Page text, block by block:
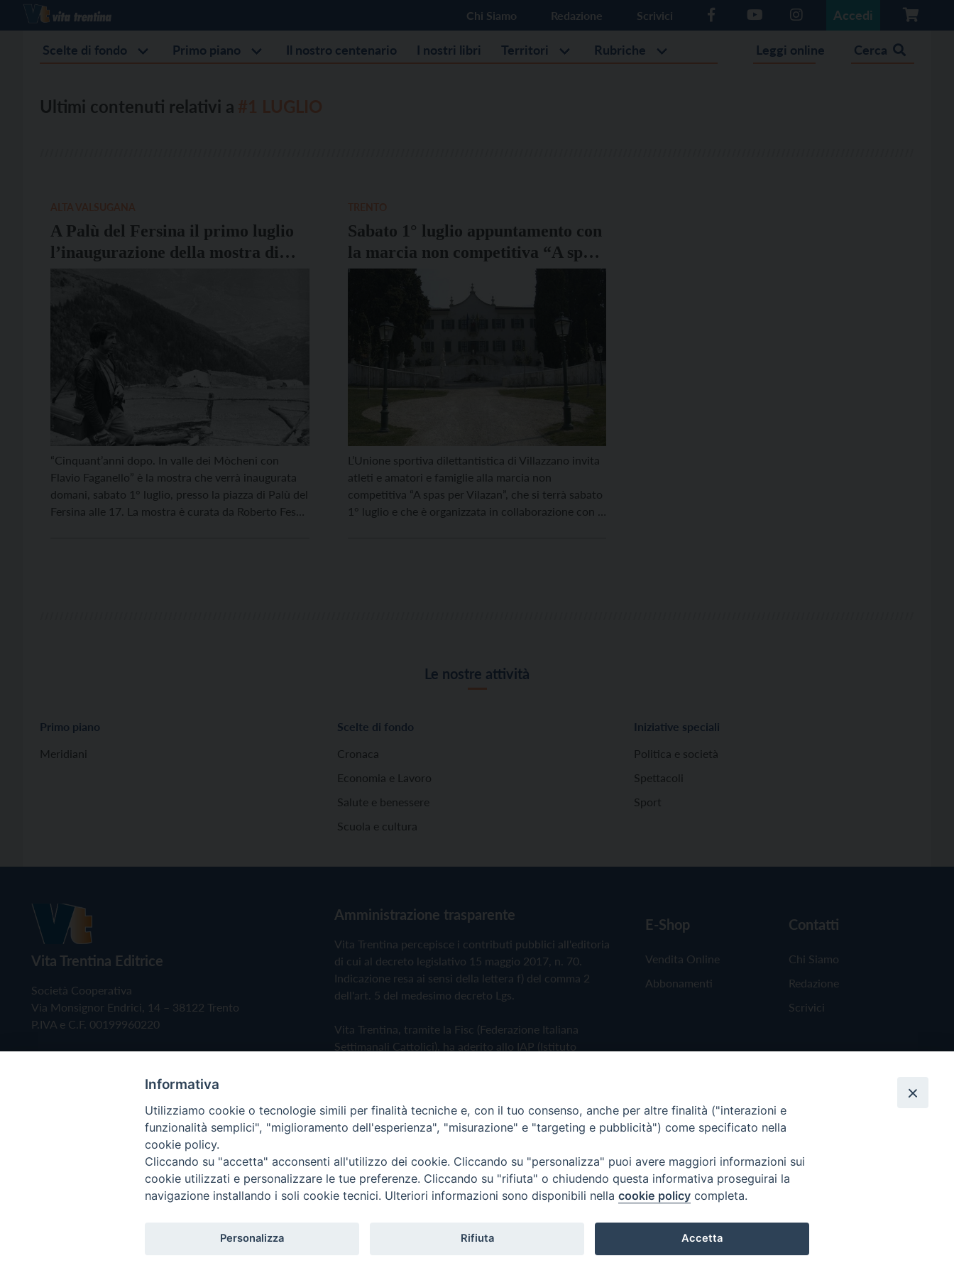
Chi Siamo Redazione Scrivici Accedi
Scelte di fondo Primo piano Il nostro centenario I nostri libri Territori Rubriche Leggi online Cerca
Ultimi contenuti relativi a
A Palù del Fersina il primo luglio
l’inaugurazione della mostra di
Flavio Faganello
“Cinquant’anni dopo. In valle dei Mòcheni con
Flavio Faganello” è la mostra che verrà inaugurata
domani, sabato 1° luglio, presso la piazza di Palù del
Fersina alle 17. La mostra è curata da Roberto Festi
Sabato 1° luglio appuntamento con
la marcia non competitiva “A spas
per Vilazan”
L’Unione sportiva dilettantistica di Villazzano invita
atleti e amatori e famiglie alla marcia non
competitiva “A spas per Vilazan”, che si terrà sabato
1° luglio e che è organizzata in collaborazione con la
Le nostre attività
Primo piano
Meridiani
Scelte di fondo
Cronaca
Economia e Lavoro
Salute e benessere
Scuola e cultura
Iniziative speciali
Politica e società
Spettacoli
Sport
Vita Trentina Editrice
Società Cooperativa
Via Monsignor Endrici, 14 – 38122 Trento
P.IVA e C.F. 00199960220
Amministrazione trasparente
Vita Trentina percepisce i contributi pubblici all'editoria
di cui al decreto legislativo 15 maggio 2017, n. 70.
Indicazione resa ai sensi della lettera f) del comma 2
dell'art. 5 del medesimo decreto Lgs.
Vita Trentina, tramite la Fisc (Federazione Italiana
Settimanali Cattolici), ha aderito allo IAP (Istituto
Privacy Policy Cookie Policy
E-Shop
Vendita Online
Abbonamenti
Contatti
Chi Siamo
Redazione
Scrivici
Copyright © 2019 - Tutti i diritti riservati - Vita Trentina Editrice
Informativa
Utilizziamo cookie o tecnologie simili per finalità tecniche e, con il tuo consenso, anche per altre finalità ("interazioni e
funzionalità semplici", "miglioramento dell'esperienza", "misurazione" e "targeting e pubblicità") come specificato nella
cookie policy.
Cliccando su "accetta" acconsenti all'utilizzo dei cookie. Cliccando su "personalizza" puoi avere maggiori informazioni sui
cookie utilizzati e personalizzare le tue preferenze. Cliccando su "rifiuta" o chiudendo questa informativa proseguirai la
navigazione installando i soli cookie tecnici. Ulteriori informazioni sono disponibili nella cookie policy completa.
Personalizza Rifiuta Accetta